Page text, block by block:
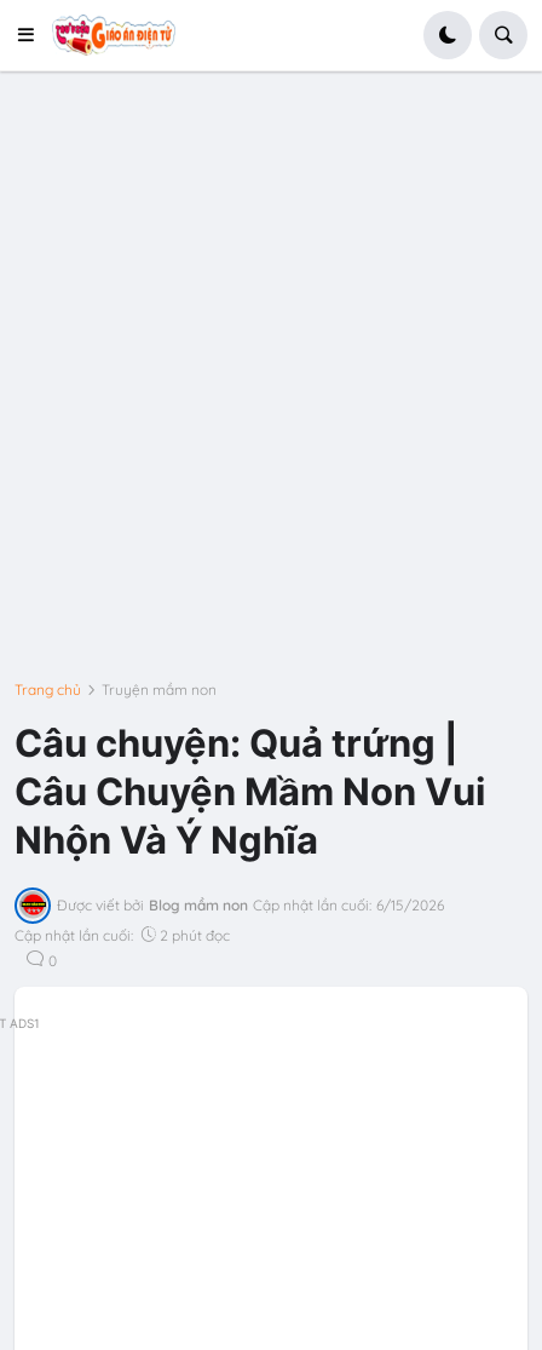
Trang chủ Truyện mầm non
Câu chuyện: Quả trứng |
Câu Chuyện Mầm Non Vui
Nhộn Và Ý Nghĩa
Được viết bởi Blog mầm non Cập nhật lần cuối: 6/15/2026
Cập nhật lần cuối:
2 phút đọc
0
ADS1